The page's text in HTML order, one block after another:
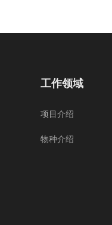
工作领域
项目介绍
物种介绍